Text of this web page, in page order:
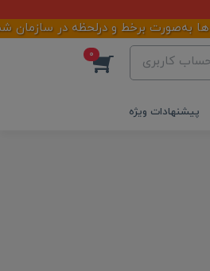
برخط و درلحظه در سازمان شما
کاربری 0
پیشنهادات ویژه